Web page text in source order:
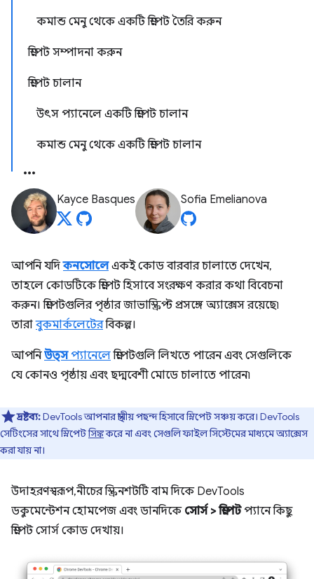
কমান্ড মেনু থেকে একটি স্নিপেট তৈরি করুন
স্নিপেট সম্পাদনা করুন
স্নিপেট চালান
উৎস প্যানেলে একটি স্নিপেট চালান
কমান্ড মেনু থেকে একটি স্নিপেট চালান
Kayce Basques Sofia Emelianova
আপনি যদিকনসোলেএকই কোড বারবার চালাতে দেখেন,
তাহলে কোডটিকে স্নিপেট হিসাবে সংরক্ষণ করার কথা বিবেচনা
করুন। স্নিপেটগুলির পৃষ্ঠার জাভাস্ক্রিপ্ট প্রসঙ্গে অ্যাক্সেস রয়েছে৷
তারাবুকমার্কলেটেরবিকল্প।
আপনিউত্সপ্যানেলেস্নিপেটগুলি লিখতে পারেন এবং সেগুলিকে
যে কোনও পৃষ্ঠায় এবং ছদ্মবেশী মোডে চালাতে পারেন৷
দ্রষ্টব্য:DevTools আপনার স্থানীয় পছন্দ হিসাবে স্নিপেট সঞ্চয় করে। DevTools
সেটিংসের সাথে স্নিপেটসিঙ্ককরে না এবং সেগুলি ফাইল সিস্টেমের মাধ্যমে অ্যাক্সেস
করা যায় না।
উদাহরণস্বরূপ, নীচের স্ক্রিনশটটি বাম দিকে DevTools
ডকুমেন্টেশন হোমপেজ এবং ডানদিকে সোর্স >স্নিপেটপ্যানে কিছু
স্নিপেট সোর্স কোড দেখায়।